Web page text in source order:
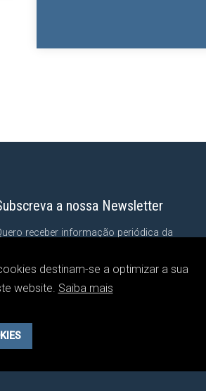
a nossa Newsletter
receber informação periódica da
compreendi.
destinam-se a optimizar a sua
website. Saiba mais